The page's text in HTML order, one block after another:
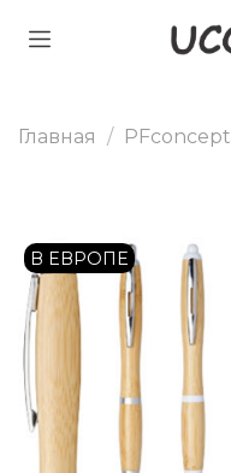
Главная PFconcept
В ЕВРОПЕ